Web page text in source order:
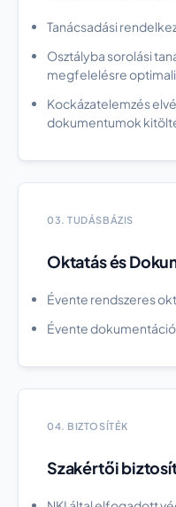
Tanácsadási
Osztályba sorolási
megfelelésre
Kockázatelemzés
dokumentumok
03. TUDÁSBÁZIS
Oktatás és
Évente rendszeres
Évente
04. BIZTOSÍTÉK
Szakértői